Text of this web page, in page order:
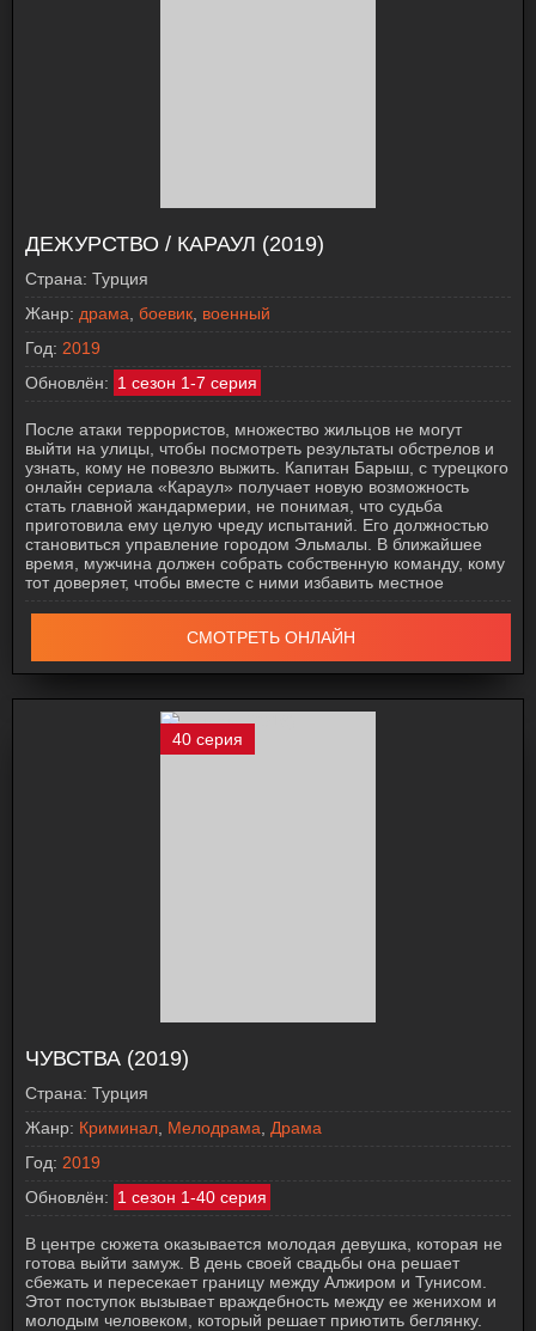
ДЕЖУРСТВО / КАРАУЛ (2019)
Страна: Турция
Жанр: драма боевик военный
Год: 2019
Обновлён: 1 сезон 1-7 серия
После атаки террористов, множество жильцов не могут
выйти на улицы, чтобы посмотреть результаты обстрелов и
узнать, кому не повезло выжить. Капитан Барыш, с турецкого
онлайн сериала «Караул» получает новую возможность
стать главной жандармерии, не понимая, что судьба
приготовила ему целую чреду испытаний. Его должностью
становиться управление городом Эльмалы. В ближайшее
время, мужчина должен собрать собственную команду, кому
тот доверяет, чтобы вместе с ними избавить местное
СМОТРЕТЬ ОНЛАЙН
40 серия
ЧУВСТВА (2019)
Страна: Турция
Жанр: Криминал Мелодрама
Драма
Год: 2019
Обновлён: 1 сезон 1-40 серия
В центре сюжета оказывается молодая девушка, которая не
готова выйти замуж. В день своей свадьбы она решает
сбежать и пересекает границу между Алжиром и Тунисом.
Этот поступок вызывает враждебность между ее женихом и
молодым человеком, который решает приютить беглянку.